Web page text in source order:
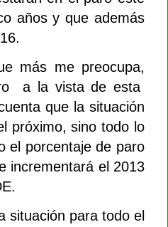
años y que además
más me preocupa,
a la vista de esta
que la situación
próximo, sino todo lo
el porcentaje de paro
incrementará el 2013
situación para todo el